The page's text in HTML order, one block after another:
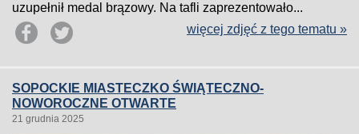
uzupełnił medal brązowy. Na tafli zaprezentowało...
więcej zdjęć z tego tematu »
SOPOCKIE MIASTECZKO ŚWIĄTECZNO-
NOWOROCZNE OTWARTE
21 grudnia 2025